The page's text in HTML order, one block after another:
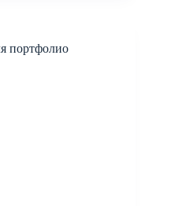
портфолио